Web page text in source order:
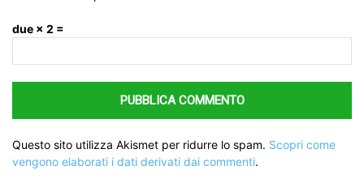
due × 2 =
Questo sito utilizza Akismet per ridurre lo spam. Scopri come
vengono elaborati i dati derivati dai commenti.